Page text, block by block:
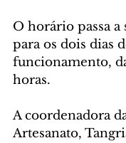
O horário passa a
para os dois dias
funcionamento,
horas.
A coordenadora
Artesanato,